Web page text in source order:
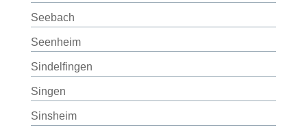
Seebach
Seenheim
Sindelfingen
Singen
Sinsheim